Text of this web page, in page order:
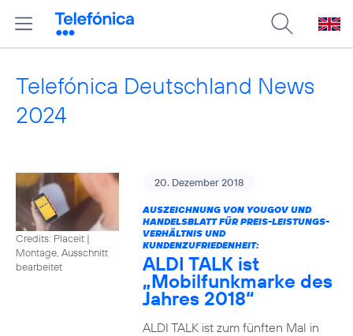
Telefónica Deutschland News
2024
Credits: Placeit |
Montage, Ausschnitt
bearbeitet
20. Dezember 2018
AUSZEICHNUNG VON YOUGOV UND
HANDELSBLATT FÜR PREIS-LEISTUNGS-
VERHÄLTNIS UND
KUNDENZUFRIEDENHEIT:
ALDI TALK ist
„Mobilfunkmarke des
Jahres 2018“
ALDI TALK ist zum fünften Mal in